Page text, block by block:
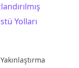
Yolları
Yakınlaştırma